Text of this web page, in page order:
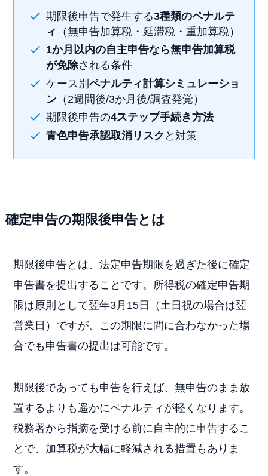
期限後申告で発生する3種類のペナルテ
ィ
（無申告加算税・延滞税・重加算税）
1か月以内の自主申告なら無申告加算税
が免除される条件
ケース別ペナルティ計算シミュレーショ
ン （2週間後/3か月後/調査発覚）
期限後申告の4ステップ手続き方法
青色申告承認取消リスク と対策
確定申告の期限後申告とは
期限後申告とは、法定申告期限を過ぎた後に確定
申告書を提出することです。所得税の確定申告期
限は原則として翌年3月15日（土日祝の場合は翌
営業日）ですが、この期限に間に合わなかった場
合でも申告書の提出は可能です。
期限後であっても申告を行えば、無申告のまま放
置するよりも遥かにペナルティが軽くなります。
税務署から指摘を受ける前に自主的に申告するこ
とで、加算税が大幅に軽減される措置もありま
す。